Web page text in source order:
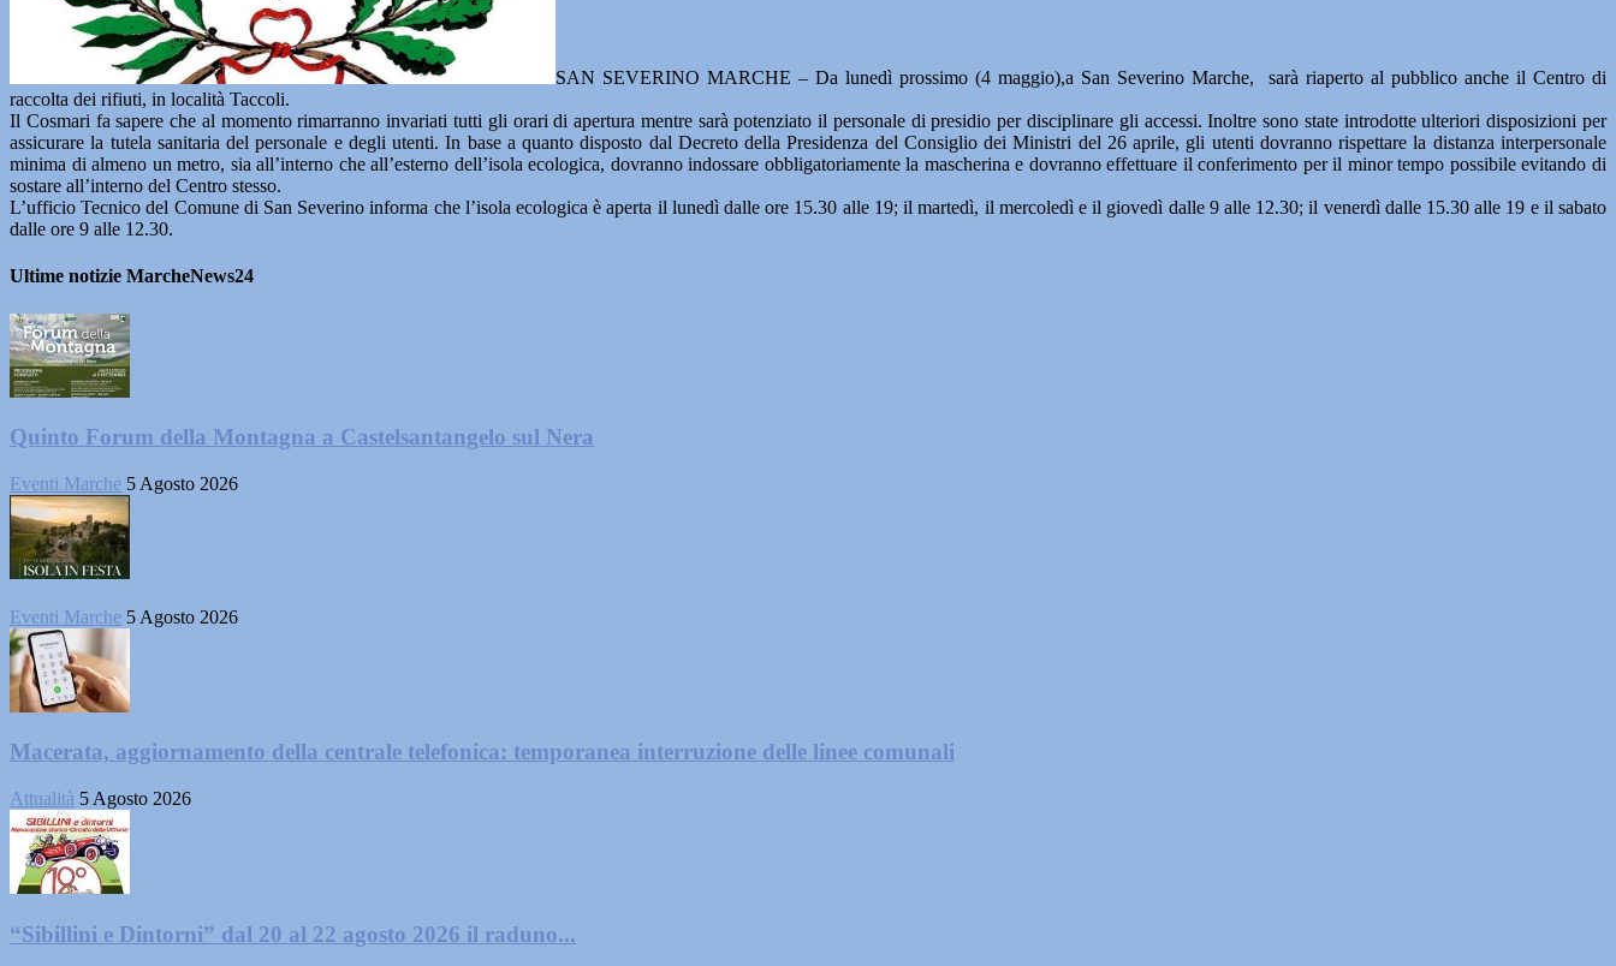
SAN SEVERINO MARCHE – Da lunedì prossimo (4 maggio),a San Severino Marche, sarà riaperto al pubblico anche il Centro di
raccolta dei rifiuti, in località Taccoli.
Il Cosmari fa sapere che al momento rimarranno invariati tutti gli orari di apertura mentre sarà potenziato il personale di presidio per disciplinare gli accessi. Inoltre sono state introdotte ulteriori disposizioni per
assicurare la tutela sanitaria del personale e degli utenti. In base a quanto disposto dal Decreto della Presidenza del Consiglio dei Ministri del 26 aprile, gli utenti dovranno rispettare la distanza interpersonale
minima di almeno un metro, sia all’interno che all’esterno dell’isola ecologica, dovranno indossare obbligatoriamente la mascherina e dovranno effettuare il conferimento per il minor tempo possibile evitando di
sostare all’interno del Centro stesso.
L’ufficio Tecnico del Comune di San Severino informa che l’isola ecologica è aperta il lunedì dalle ore 15.30 alle 19; il martedì, il mercoledì e il giovedì dalle 9 alle 12.30; il venerdì dalle 15.30 alle 19 e il sabato
dalle ore 9 alle 12.30.
Ultime notizie MarcheNews24
Quinto Forum della Montagna a Castelsantangelo sul Nera
Eventi Marche 5 Agosto 2026
Eventi Marche 5 Agosto 2026
Macerata, aggiornamento della centrale telefonica: temporanea interruzione delle linee comunali
Attualità 5 Agosto 2026
“Sibillini e Dintorni” dal 20 al 22 agosto 2026 il raduno...